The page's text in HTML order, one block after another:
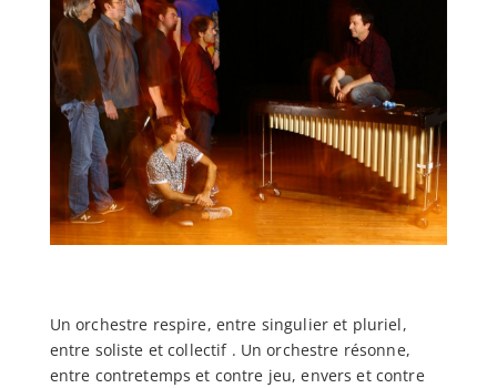
Un orchestre respire, entre singulier et pluriel,
entre soliste et collectif . Un orchestre résonne,
entre contretemps et contre jeu, envers et contre